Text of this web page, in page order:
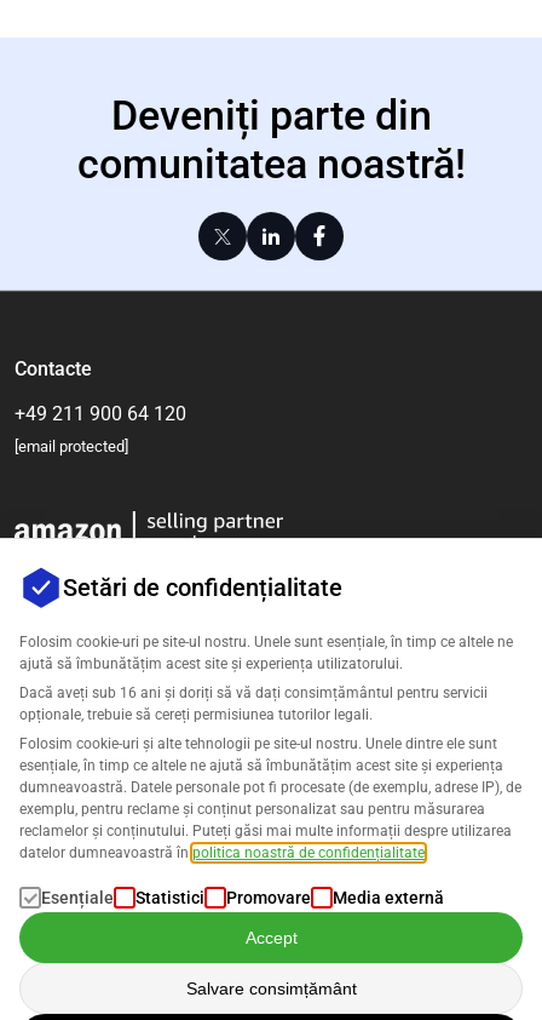
Deveniți parte din
comunitatea noastră!
Contacte
+49 211 900 64 120
[email protected]
Companie
Asistență
Soluții pentru Amazon
Română
Datele sunt procesate în conformitate cu
confidențialitate
Setări de confidențialitate
Folosim cookie-uri pe site-ul nostru. Unele sunt esențiale, în timp ce altele ne
ajută să îmbunătățim acest site și experiența utilizatorului.
Dacă aveți sub 16 ani și doriți să vă dați consimțământul pentru servicii
opționale, trebuie să cereți permisiunea tutorilor legali.
Folosim cookie-uri și alte tehnologii pe site-ul nostru. Unele dintre ele sunt
esențiale, în timp ce altele ne ajută să îmbunătățim acest site și experiența
dumneavoastră. Datele personale pot fi procesate (de exemplu, adrese IP), de
exemplu, pentru reclame și conținut personalizat sau pentru măsurarea
reclamelor și conținutului. Puteți găsi mai multe informații despre utilizarea
datelor dumneavoastră în politica noastră de confidențialitate
Esențiale Statistici Promovare Media externă
Accept
Salvare consimțământ